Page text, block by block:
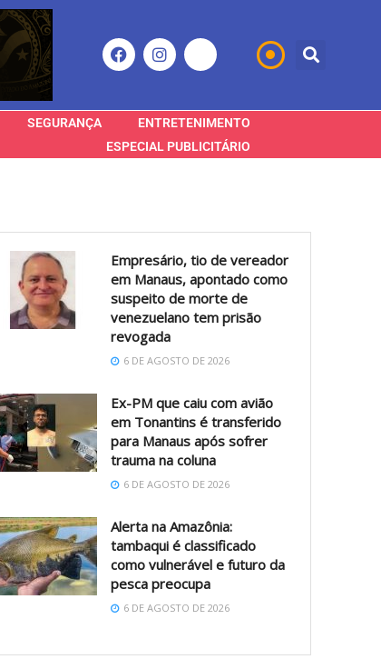
SEGURANÇA
ENTRETENIMENTO
ESPECIAL PUBLICITÁRIO
Empresário, tio de vereador
em Manaus, apontado como
suspeito de morte de
venezuelano tem prisão
revogada
6 DE AGOSTO DE 2026
Ex-PM que caiu com avião
em Tonantins é transferido
para Manaus após sofrer
trauma na coluna
6 DE AGOSTO DE 2026
Alerta na Amazônia:
tambaqui é classificado
como vulnerável e futuro da
pesca preocupa
6 DE AGOSTO DE 2026